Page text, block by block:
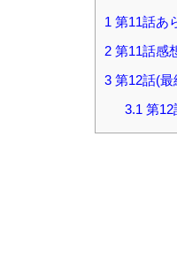
1 第11話あ
2 第11話感
3 第12話(最
3.1 第12